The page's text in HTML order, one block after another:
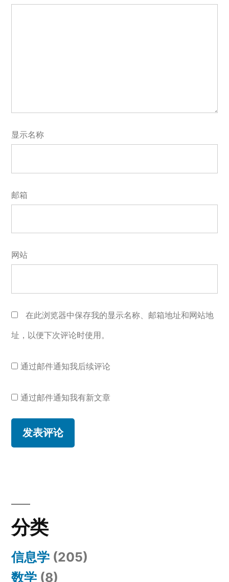
显示名称
邮箱
网站
在此浏览器中保存我的显示名称、邮箱地址和网站地
址，以便下次评论时使用。
通过邮件通知我后续评论
通过邮件通知我有新文章
分类
信息学 (205)
数学 (8)